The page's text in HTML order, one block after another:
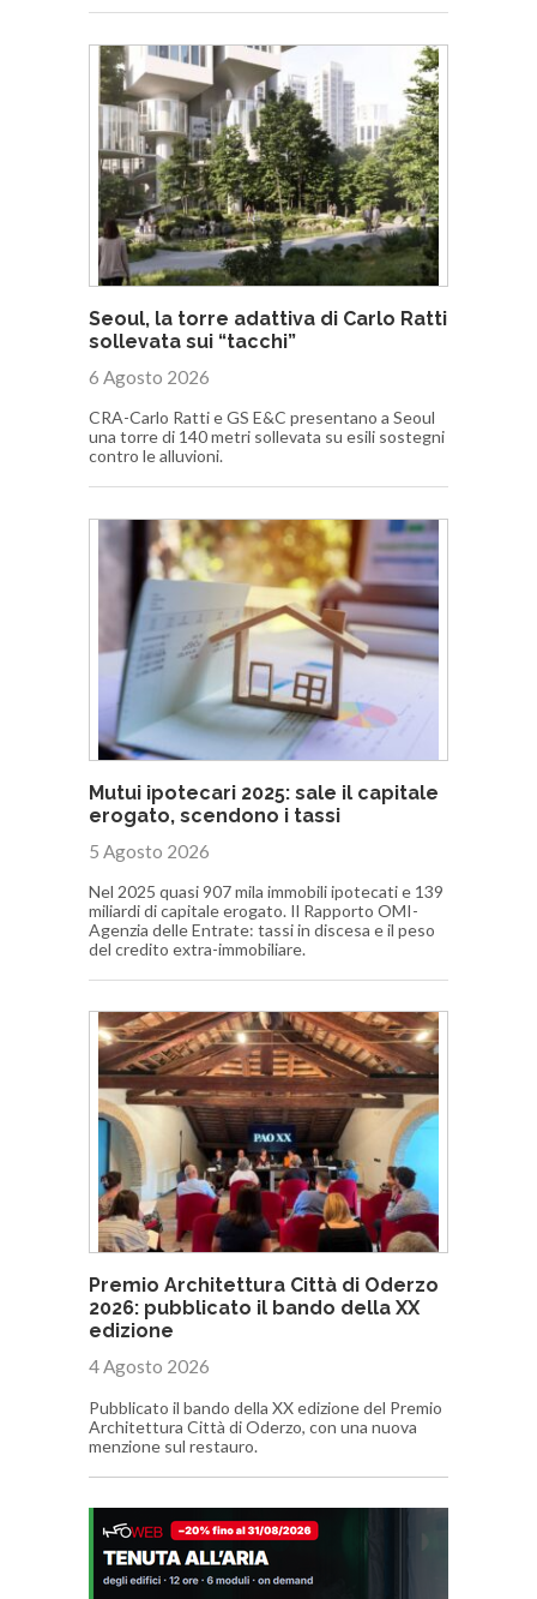
Seoul, la torre adattiva di Carlo Ratti
sollevata sui “tacchi”
6 Agosto 2026
CRA-Carlo Ratti e GS E&C presentano a Seoul
una torre di 140 metri sollevata su esili sostegni
contro le alluvioni.
Mutui ipotecari 2025: sale il capitale
erogato, scendono i tassi
5 Agosto 2026
Nel 2025 quasi 907 mila immobili ipotecati e 139
miliardi di capitale erogato. Il Rapporto OMI-
Agenzia delle Entrate: tassi in discesa e il peso
del credito extra-immobiliare.
Premio Architettura Città di Oderzo
2026: pubblicato il bando della XX
edizione
4 Agosto 2026
Pubblicato il bando della XX edizione del Premio
Architettura Città di Oderzo, con una nuova
menzione sul restauro.